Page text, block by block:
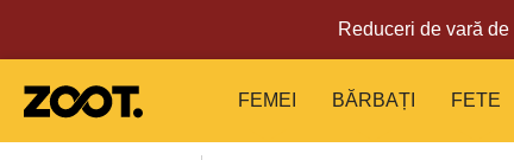
Reduceri de vară
FEMEI BĂRBAȚI FETE